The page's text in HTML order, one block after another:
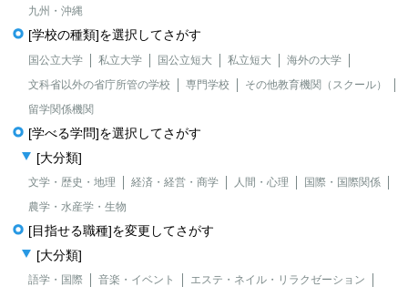
九州・沖縄
[学校の種類]を選択してさがす
国公立大学 私立大学 国公立短大 私立短大
海外の大学
文科省以外の省庁所管の学校
専門学校
その他教育機関（スクール）
留学関係機関
[学べる学問]を選択してさがす
[大分類]
文学・歴史・地理 経済・経営・商学 人間・心理
国際・国際関係
農学・水産学・生物
[目指せる職種]を変更してさがす
[大分類]
語学・国際 音楽・イベント
エステ・ネイル・リラクゼーション